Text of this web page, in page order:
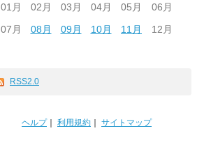
01月 02月 03月 04月 05月
06月
07月
08月 09月 10月 11月 12月
RSS2.0
ヘルプ｜ 利用規約 サイトマップ